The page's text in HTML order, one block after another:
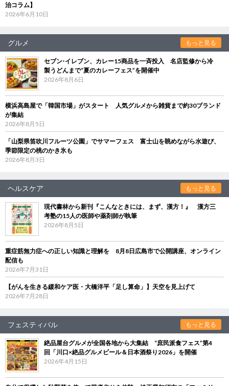
治コラム】
2026年6月10日
グルメ もっと見る
セブン‐イレブン、カレー15商品を一斉投入 名店監修から冷
製うどんまで“夏のカレーフェス”を開催中
2026年8月6日
横浜高島屋で「韓国市場」がスタート 人気グルメから雑貨まで約30ブランド
が集結
2026年8月5日
「山梨県笛吹川フルーツ公園」でサマーフェス 富士山を眺めながら水遊び、
季節限定の桃のかき氷も
2026年8月3日
ヘルスケア もっと見る
現代書林から新刊『こんなときには、まず、漢方！』 漢方三
考塾の15人の医師や薬剤師が執筆
2026年8月5日
重症筋無力症への正しい知識と理解を 8月8日広島市で公開講座、オンライン
配信も
2026年7月31日
【がんを生きる緩和ケア医・大橋洋平「足し算命」】天空を見上げて
2026年7月28日
フェスティバル もっと見る
絶品屋台グルメが全国各地から大集結 “庶民派食フェス”第4
回「川口×絶品グルメビール＆日本酒祭り2026」を開催
2026年4月15日